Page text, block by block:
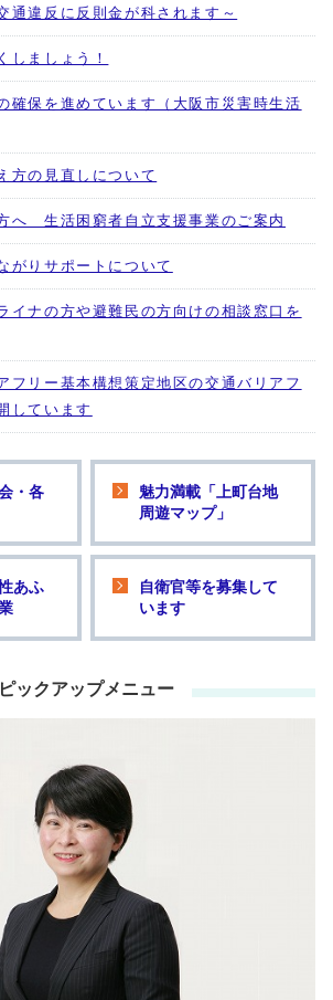
通違反に反則金が科されます～
しましょう！
確保を進めています（大阪市災害時生活
方の見直しについて
へ 生活困窮者自立支援事業のご案内
がりサポートについて
イナの方や避難民の方向けの相談窓口を
フリー基本構想策定地区の交通バリアフ
しています
・各
魅力満載「上町台地
周遊マップ」
あふ
自衛官等を募集して
います
ピックアップメニュー